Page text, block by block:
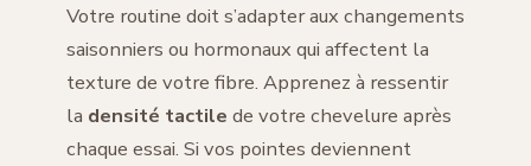
Votre routine doit s’adapter aux changements
saisonniers ou hormonaux qui affectent la
texture de votre fibre. Apprenez à ressentir
la densité tactile de votre chevelure après
chaque essai. Si vos pointes deviennent